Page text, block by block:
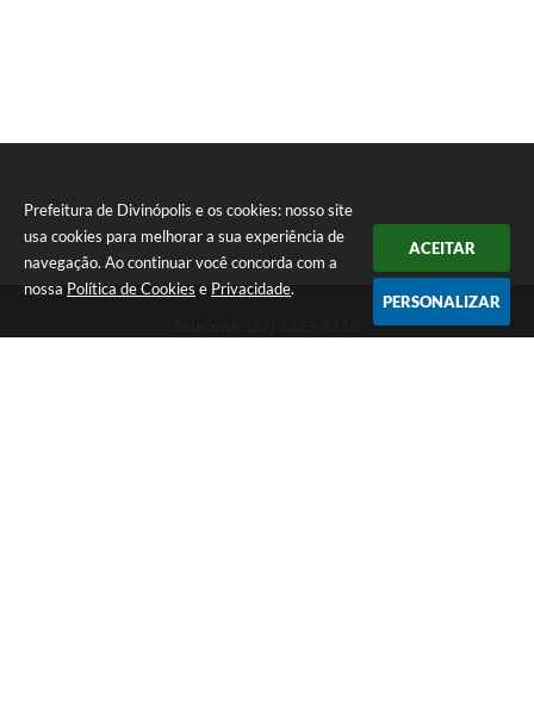
Prefeitura de Divinópolis e os cookies: nosso site
usa cookies para melhorar a sua experiência de
navegação. Ao continuar você concorda com a
nossa Política de Cookies e Privacidade.
ACEITAR
PERSONALIZAR